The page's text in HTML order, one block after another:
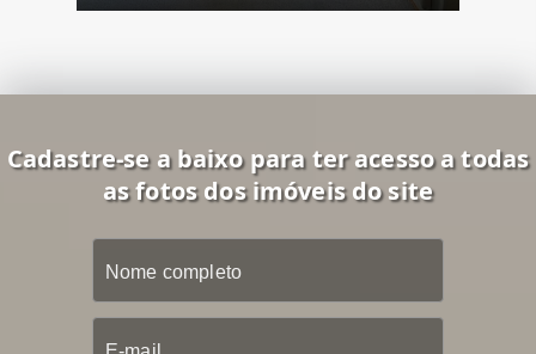
Cadastre-se a baixo para ter acesso a todas
as fotos dos imóveis do site